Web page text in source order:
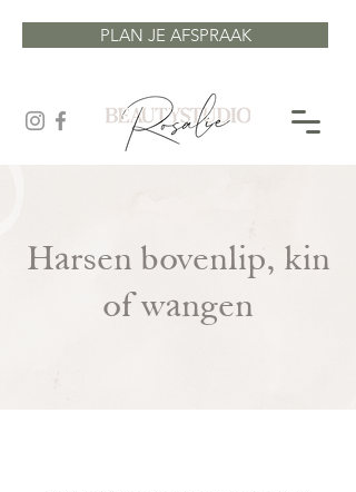
PLAN JE AFSPRAAK
Harsen bovenlip, kin
of wangen